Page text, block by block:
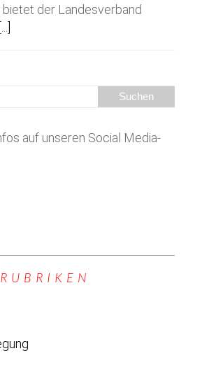
bietet der Landesverband
auf unseren Social Media-
RUBRIKEN